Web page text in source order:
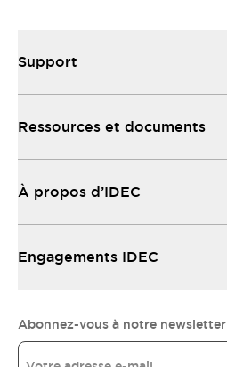
Support
Ressources et documents
À propos d’IDEC
Engagements IDEC
Abonnez-vous à notre newsletter